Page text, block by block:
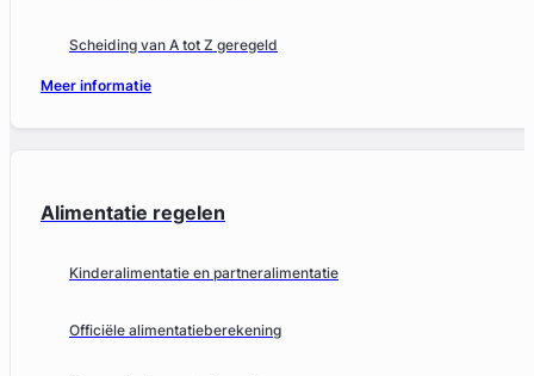
Scheiding van A tot Z geregeld
Meer informatie
Alimentatie regelen
Kinderalimentatie en partneralimentatie
Officiële alimentatieberekening